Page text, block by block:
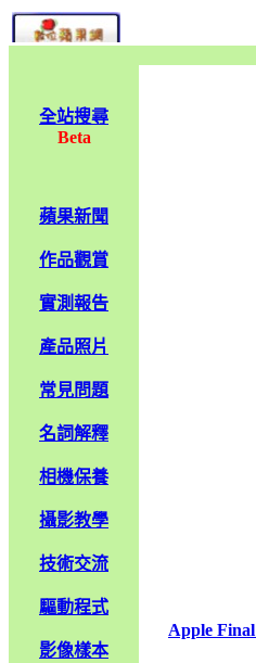
全站搜尋
Beta
蘋果新聞
作品觀賞
實測報告
產品照片
常見問題
名詞解釋
相機保養
攝影教學
技術交流
驅動程式
影像樣本
Apple